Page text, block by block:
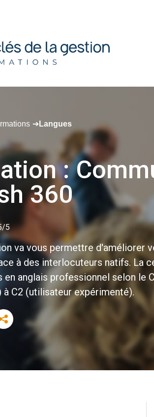
Langues
:
360
5
va vous permettre d'améliorer
à des interlocuteurs natifs. La
anglais professionnel selon le
à C2 (utilisateur expérimenté).